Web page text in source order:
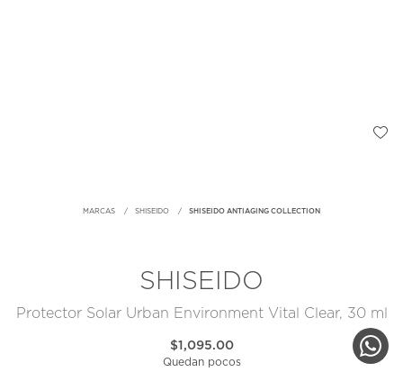
MARCAS SHISEIDO SHISEIDO ANTIAGING COLLECTION
SHISEIDO
Protector Solar Urban Environment Vital Clear, 30 ml
$1,095.00
Quedan pocos